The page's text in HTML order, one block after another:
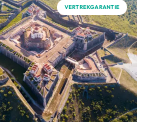
VERTREKGARANTIE